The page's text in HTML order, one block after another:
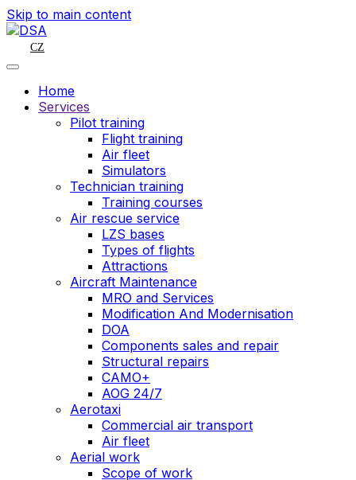
Skip to main content
CZ
Home
Services
Pilot training
Flight training
Air fleet
Simulators
Technician training
Training courses
Air rescue service
LZS bases
Types of flights
Attractions
Aircraft Maintenance
MRO and Services
Modification And Modernisation
DOA
Components sales and repair
Structural repairs
CAMO+
AOG 24/7
Aerotaxi
Commercial air transport
Air fleet
Aerial work
Scope of work